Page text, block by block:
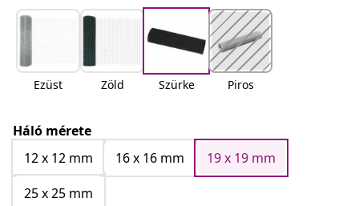
Ezüst Zöld Szürke Piros
Háló mérete
12 x 12 mm
16 x 16 mm
19 x 19 mm
25 x 25 mm